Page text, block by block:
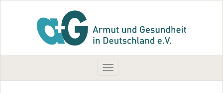
Toggle navigation